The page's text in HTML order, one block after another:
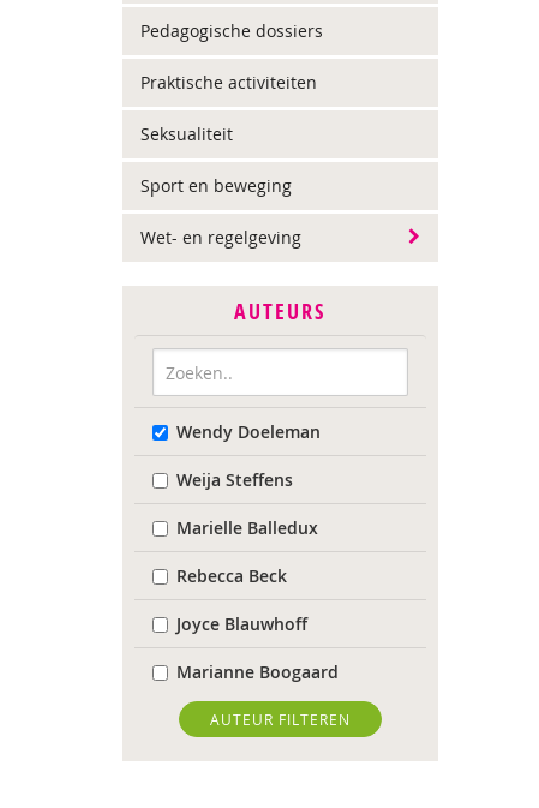
Pedagogische dossiers
Praktische activiteiten
Seksualiteit
Sport en beweging
Wet- en regelgeving
AUTEURS
Wendy Doeleman
Weija Steffens
Marielle Balledux
Rebecca Beck
Joyce Blauwhoff
Marianne Boogaard
Rhodé van den Born
Caroline Boudry
AUTEUR FILTEREN